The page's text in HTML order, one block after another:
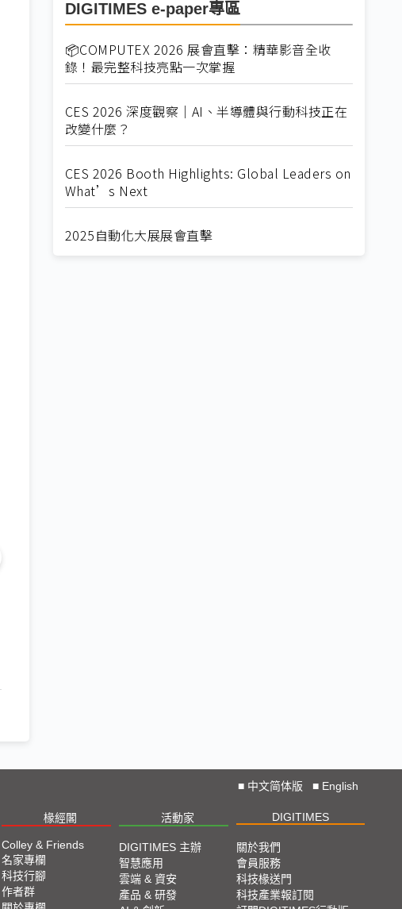
DIGITIMES e-paper專區
📦COMPUTEX 2026 展會直擊：精華影音全收
錄！最完整科技亮點一次掌握
CES 2026 深度觀察｜AI、半導體與行動科技正在
改變什麼？
CES 2026 Booth Highlights: Global Leaders on
What’s Next
2025自動化大展展會直擊
Straight from COMPUTEX 2024
2024 COMPUTEX TAIPEI 展會直擊
2023 TPCA Show Taipei 展會精選
■ 中文简体版 ■ English
椽經閣 活動家 DIGITIMES
Colley & Friends
名家專欄
科技行腳
作者群
DIGITIMES 主辦
智慧應用
雲端 & 資安
產品 & 研發
關於我們
會員服務
科技椽送門
科技產業報訂閱